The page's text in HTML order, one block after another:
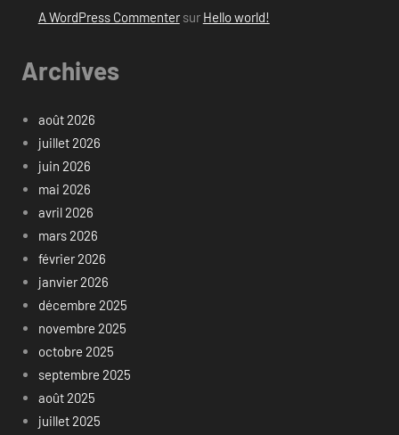
A WordPress Commentersur Hello world!
Archives
août 2026
juillet 2026
juin 2026
mai 2026
avril 2026
mars 2026
février 2026
janvier 2026
décembre 2025
novembre 2025
octobre 2025
septembre 2025
août 2025
juillet 2025